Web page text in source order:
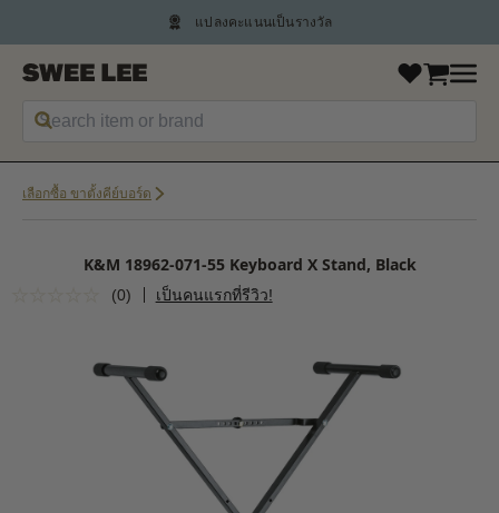
แปลงคะแนนเป็นรางวัล
เลือกซื้อ ขาตั้งคีย์บอร์ด
K&M 18962-071-55 Keyboard X Stand, Black
(0) เป็นคนแรกที่รีวิว!